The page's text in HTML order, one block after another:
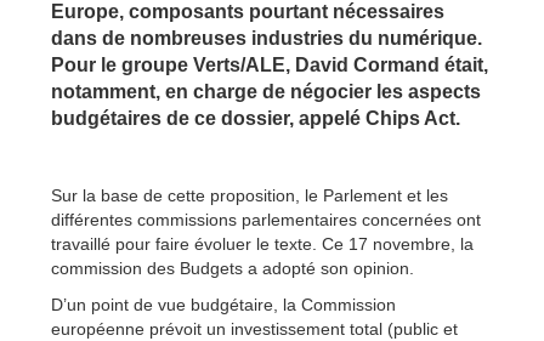
Europe, composants pourtant nécessaires
dans de nombreuses industries du numérique.
Pour le groupe Verts/ALE, David Cormand était,
notamment, en charge de négocier les aspects
budgétaires de ce dossier, appelé Chips Act.
Sur la base de cette proposition, le Parlement et les
différentes commissions parlementaires concernées ont
travaillé pour faire évoluer le texte. Ce 17 novembre, la
commission des Budgets a adopté son opinion.
D’un point de vue budgétaire, la Commission
européenne prévoit un investissement total (public et